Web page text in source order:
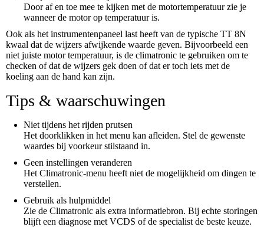
Door af en toe mee te kijken met de motortemperatuur zie je
wanneer de motor op temperatuur is.
Ook als het instrumentenpaneel last heeft van de typische TT 8N
kwaal dat de wijzers afwijkende waarde geven. Bijvoorbeeld een
niet juiste motor temperatuur, is de climatronic te gebruiken om te
checken of dat de wijzers gek doen of dat er toch iets met de
koeling aan de hand kan zijn.
Tips & waarschuwingen
Niet tijdens het rijden prutsen
Het doorklikken in het menu kan afleiden. Stel de gewenste
waardes bij voorkeur stilstaand in.
Geen instellingen veranderen
Het Climatronic-menu heeft niet de mogelijkheid om dingen te
verstellen.
Gebruik als hulpmiddel
Zie de Climatronic als extra informatiebron. Bij echte storingen
blijft een diagnose met VCDS of de specialist de beste keuze.